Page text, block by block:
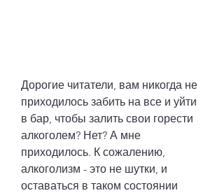
Дорогие читатели, вам никогда не
приходилось забить на все и уйти
в бар, чтобы залить свои горести
алкоголем? Нет? А мне
приходилось. К сожалению,
алкоголизм - это не шутки, и
оставаться в таком состоянии